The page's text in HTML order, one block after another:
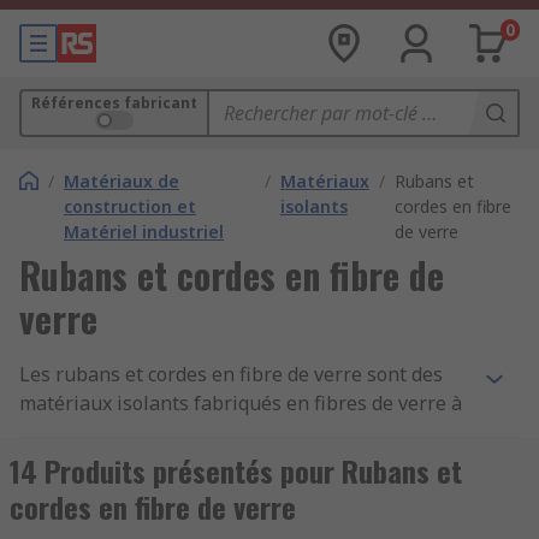
0
Références fabricant
/ Matériaux de
construction et
Matériel industriel
/ Matériaux
isolants
/ Rubans et
cordes en fibre
de verre
Rubans et cordes en fibre de
verre
Les rubans et cordes en fibre de verre sont des
matériaux isolants fabriqués en fibres de verre à
des cordes ou des rubans plats. Parfois appelé
corde isolante, le matériau extrêmement flexible
est doté d'une faible conductivité thermique et
14 Produits présentés pour Rubans et
cordes en fibre de verre